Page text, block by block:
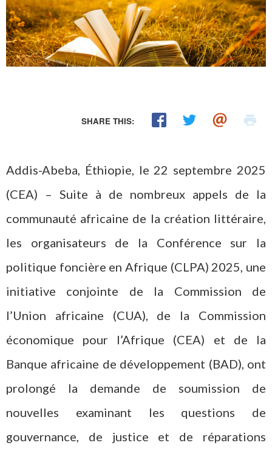
SHARE THIS:
Addis-Abeba, Éthiopie, le 22 septembre 2025
(CEA) – Suite à de nombreux appels de la
communauté africaine de la création littéraire,
les organisateurs de la Conférence sur la
politique foncière en Afrique (CLPA) 2025, une
initiative conjointe de la Commission de
l’Union africaine (CUA), de la Commission
économique pour l’Afrique (CEA) et de la
Banque africaine de développement (BAD), ont
prolongé la demande de soumission de
nouvelles examinant les questions de
gouvernance, de justice et de réparations